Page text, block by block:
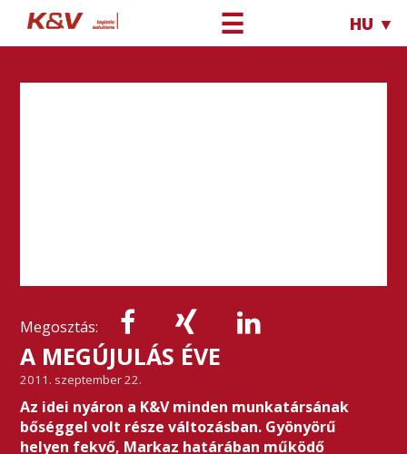
☰ HU ▼
Megosztás:
A MEGÚJULÁS ÉVE
2011. szeptember 22.
Az idei nyáron a K&V minden munkatársának
bőséggel volt része változásban. Gyönyörű
helyen fekvő, Markaz határában működő